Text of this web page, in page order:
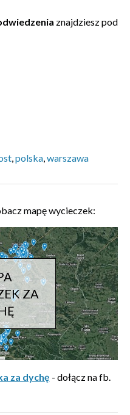
znajdziesz pod
,polska,warszawa
mapę wycieczek:
ZA
za dychę - dołącz na fb.